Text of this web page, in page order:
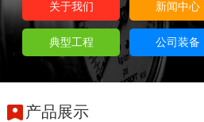
关于我们 新闻中心
典型工程 公司装备
产品展示